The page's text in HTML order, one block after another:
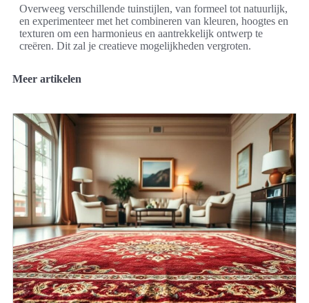
Overweeg verschillende tuinstijlen, van formeel tot natuurlijk,
en experimenteer met het combineren van kleuren, hoogtes en
texturen om een harmonieus en aantrekkelijk ontwerp te
creëren. Dit zal je creatieve mogelijkheden vergroten.
Meer artikelen